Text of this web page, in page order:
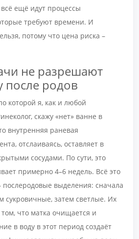
ещё идут процессы
требуют времени. И
потому что цена риска –
не разрешают
после родов
которой я, как и любой
скажу «нет» ванне в
внутренняя раневая
отслаиваясь, оставляет в
сосудами. По сути, это
примерно 4–6 недель. Всё это
послеродовые выделения: сначала
сукровичные, затем светлые. Их
что матка очищается и
в воду в этот период создаёт